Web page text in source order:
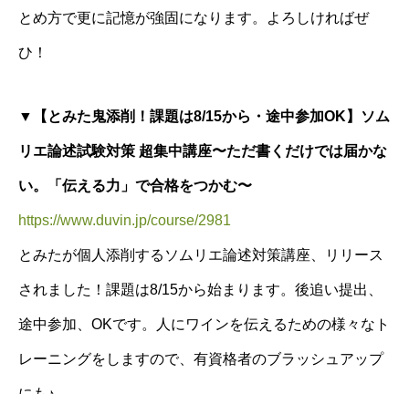
とめ方で更に記憶が強固になります。よろしければぜ
ひ！
▼【とみた鬼添削！課題は8/15から・途中参加OK】ソム
リエ論述試験対策 超集中講座〜ただ書くだけでは届かな
い。「伝える力」で合格をつかむ〜
https://www.duvin.jp/course/2981
とみたが個人添削するソムリエ論述対策講座、リリース
されました！課題は8/15から始まります。後追い提出、
途中参加、OKです。人にワインを伝えるための様々なト
レーニングをしますので、有資格者のブラッシュアップ